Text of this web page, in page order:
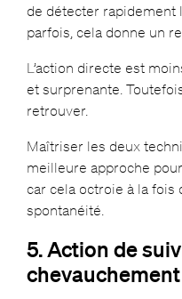
de détecter rapidement
parfois, cela donne un
L’action directe est
et surprenante.
retrouver.
Maîtriser les deux
meilleure approche
car cela octroie à la
spontanéité.
5. Action de
chevauchement